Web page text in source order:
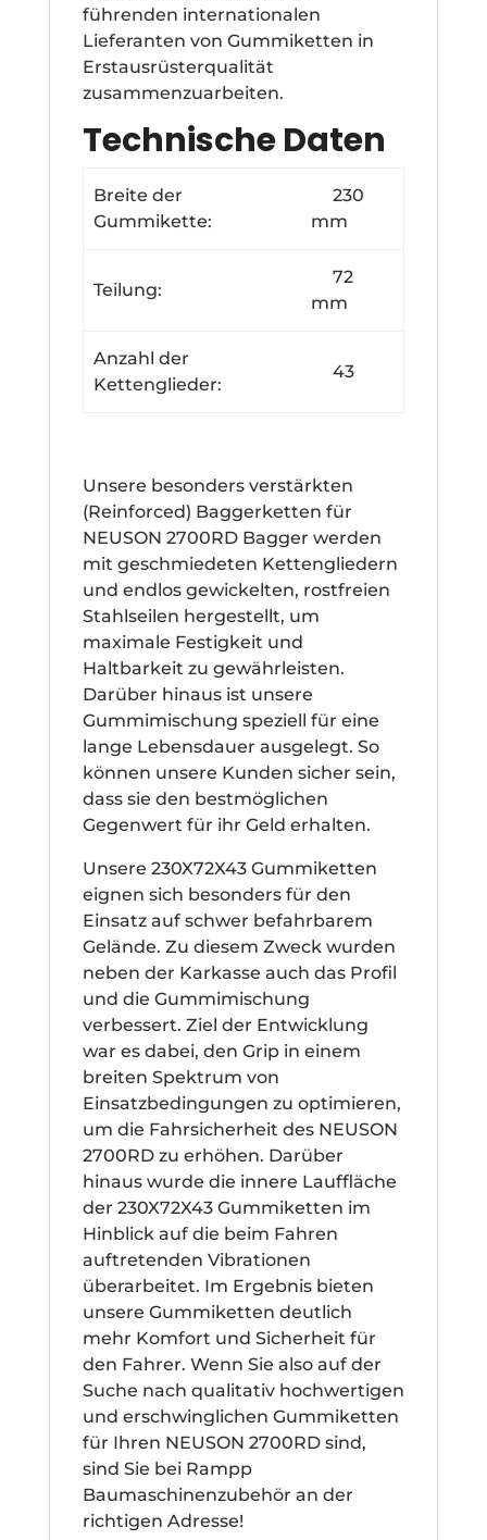
führenden internationalen
Lieferanten von Gummiketten in
Erstausrüsterqualität
zusammenzuarbeiten.
Technische Daten
Breite der
Gummikette:
230
mm
Teilung:
72
mm
Anzahl der
Kettenglieder:
43
Unsere besonders verstärkten
(Reinforced) Baggerketten für
NEUSON 2700RD Bagger werden
mit geschmiedeten Kettengliedern
und endlos gewickelten, rostfreien
Stahlseilen hergestellt, um
maximale Festigkeit und
Haltbarkeit zu gewährleisten.
Darüber hinaus ist unsere
Gummimischung speziell für eine
lange Lebensdauer ausgelegt. So
können unsere Kunden sicher sein,
dass sie den bestmöglichen
Gegenwert für ihr Geld erhalten.
Unsere 230X72X43 Gummiketten
eignen sich besonders für den
Einsatz auf schwer befahrbarem
Gelände. Zu diesem Zweck wurden
neben der Karkasse auch das Profil
und die Gummimischung
verbessert. Ziel der Entwicklung
war es dabei, den Grip in einem
breiten Spektrum von
Einsatzbedingungen zu optimieren,
um die Fahrsicherheit des NEUSON
2700RD zu erhöhen. Darüber
hinaus wurde die innere Lauffläche
der 230X72X43 Gummiketten im
Hinblick auf die beim Fahren
auftretenden Vibrationen
überarbeitet. Im Ergebnis bieten
unsere Gummiketten deutlich
mehr Komfort und Sicherheit für
den Fahrer. Wenn Sie also auf der
Suche nach qualitativ hochwertigen
und erschwinglichen Gummiketten
für Ihren NEUSON 2700RD sind,
sind Sie bei Rampp
Baumaschinenzubehör an der
richtigen Adresse!